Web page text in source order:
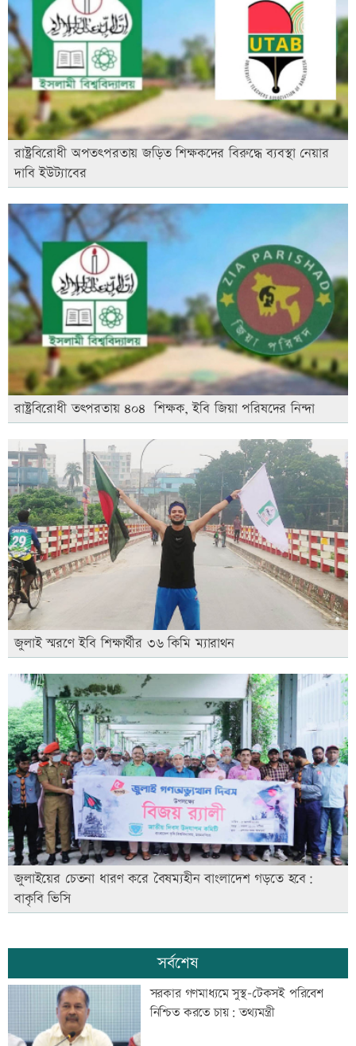
রাষ্ট্রবিরোধী অপতৎপরতায় জড়িত শিক্ষকদের বিরুদ্ধে ব্যবস্থা নেয়ার
দাবি ইউট্যাবের
রাষ্ট্রবিরোধী তৎপরতায় ৪০৪ শিক্ষক, ইবি জিয়া পরিষদের নিন্দা
জুলাই স্মরণে ইবি শিক্ষার্থীর ৩৬ কিমি ম্যারাথন
জুলাইয়ের চেতনা ধারণ করে বৈষম্যহীন বাংলাদেশ গড়তে হবে:
বাকৃবি ভিসি
সর্বশেষ
সরকার গণমাধ্যমে সুস্থ-টেকসই পরিবেশ
নিশ্চিত করতে চায়: তথ্যমন্ত্রী